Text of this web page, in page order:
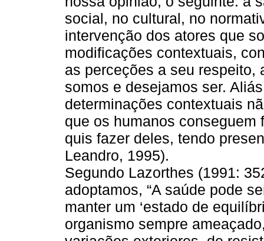
social, no cultural, no
intervenção dos atores que
modificações contextuais,
as perceções a seu respeito,
somos e desejamos ser.
determinações contextuais
que os humanos
quis fazer deles, tendo
Leandro, 1995).
Segundo Lazorthes (1991:
adoptamos, “A saúde pode
manter um ‘estado de
organismo sempre